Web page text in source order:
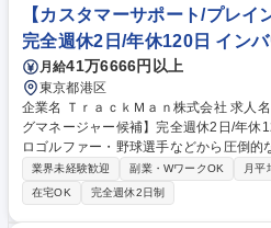
モバイル端末のキッティング・資産管理
更■障害情報/お知らせの掲載・通知 募集職種 【IT運用センター業務】24/3
65運用で成長環境／IIJグループの安定基
【カスタマーサポート/プレイ
完全週休2日/年休120日 イン
月給41万6666円以上
東京都港区
企業名 ＴｒａｃｋＭａｎ株式会社 求人名 【カスタマーサポート/プレイン
グマネージャー候補】完全週休2日/年休120日 仕事の内容 ■世界
ロゴルファー・野球選手などから圧倒
売する当社にて、カスタマーサポートポ
ー候補を募集します。 【研修】■1週間ほど製品知識や応対方法の研修を
実施します。■1か月ほどOJTで先輩の対
業界未経験歓迎 副業・WワークOK 月平
在宅OK
完全週休2日制